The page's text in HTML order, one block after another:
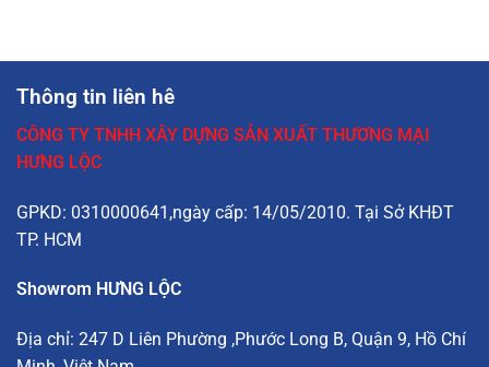
Thông tin liên hê
CÔNG TY TNHH XÂY DỰNG SẢN XUẤT THƯƠNG MẠI
HƯNG LỘC
GPKD: 0310000641,ngày cấp: 14/05/2010. Tại Sở KHĐT
TP. HCM
Showrom HƯNG LỘC
Địa chỉ: 247 D Liên Phường ,Phước Long B, Quận 9, Hồ Chí